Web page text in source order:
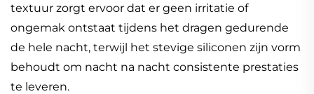
textuur zorgt ervoor dat er geen irritatie of
ongemak ontstaat tijdens het dragen gedurende
de hele nacht, terwijl het stevige siliconen zijn vorm
behoudt om nacht na nacht consistente prestaties
te leveren.